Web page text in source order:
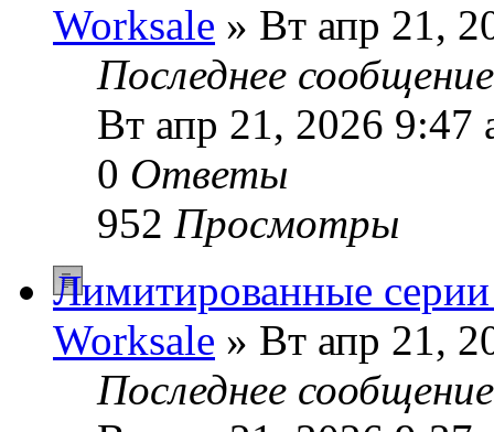
Worksale » Вт апр 21,
Последнее
Вт апр 21, 2026 9:47
0 Ответы
952 Просмотры
Лимитированные серии
Worksale » Вт апр 21,
Последнее